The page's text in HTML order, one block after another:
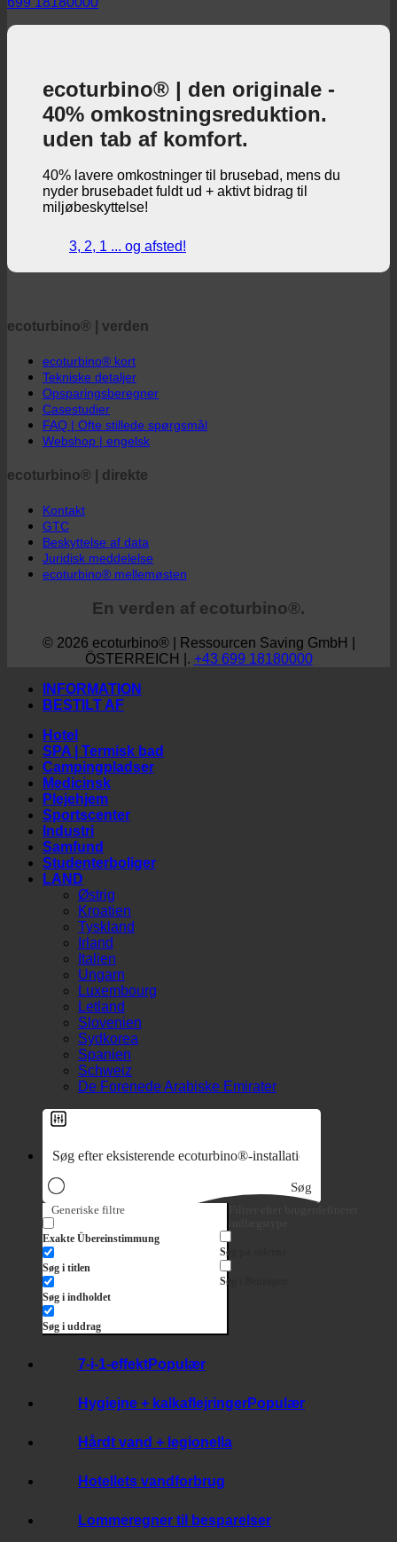
ecoturbino® | den originale -
40% omkostningsreduktion.
uden tab af komfort.
40% lavere omkostninger til brusebad, mens du
nyder brusebadet fuldt ud + aktivt bidrag til
ecoturbino® | verden
ecoturbino® kort
Tekniske detaljer
Opsparingsberegner
Casestudier
FAQ | Ofte stillede spørgsmål
ecoturbino® | direkte
Kontakt
GTC
Beskyttelse af data
Juridisk meddelelse
© 2026 ecoturbino® | Ressourcen Saving GmbH |
ÖSTERREICH |.
INFORMATION
Hotel
SPA | Termisk bad
Campingpladser
Medicinsk
Plejehjem
Sportscenter
Industri
Samfund
Studenterboliger
LAND
Østrig
Kroatien
Tyskland
Irland
Italien
Ungarn
Luxembourg
Letland
Slovenien
Sydkorea
Spanien
Schweiz
Søg
Generiske filtre
Exakte Übereinstimmung
Søg i titlen
Søg i indholdet
Søg i uddrag
indlægstype
Søg på siderne
Hygiejne + kalkaflejringer
Hårdt vand + legionella
Hotellets vandforbrug
Lommeregner til besparelser